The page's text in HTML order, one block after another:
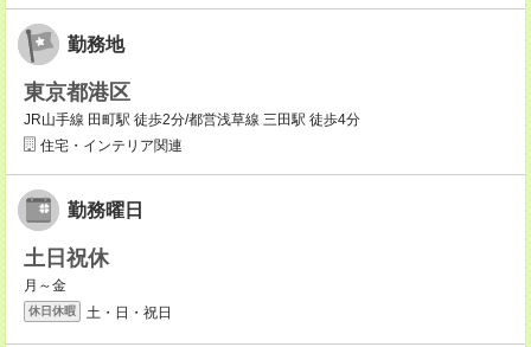
勤務地
東京都港区
JR山手線 田町駅 徒歩2分/都営浅草線 三田駅 徒歩4分
住宅・インテリア関連
勤務曜日
土日祝休
月～金
休日休暇 土・日・祝日